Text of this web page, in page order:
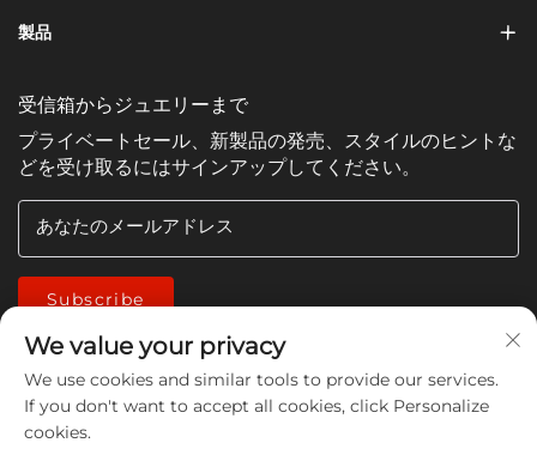
製品
受信箱からジュエリーまで
プライベートセール、新製品の発売、スタイルのヒントな
どを受け取るにはサインアップしてください。
あなたのメールアドレス
Subscribe
We value your privacy
We use cookies and similar tools to provide our services.
If you don't want to accept all cookies, click Personalize
cookies.